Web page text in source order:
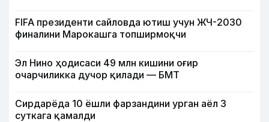
FIFA президенти сайловда ютиш учун ЖЧ-2030
финалини Марокашга топширмоқчи
Эл Нино ҳодисаси 49 млн кишини оғир
очарчиликка дучор қилади — БМТ
Сирдарёда 10 ёшли фарзандини урган аёл 3
суткага қамалди